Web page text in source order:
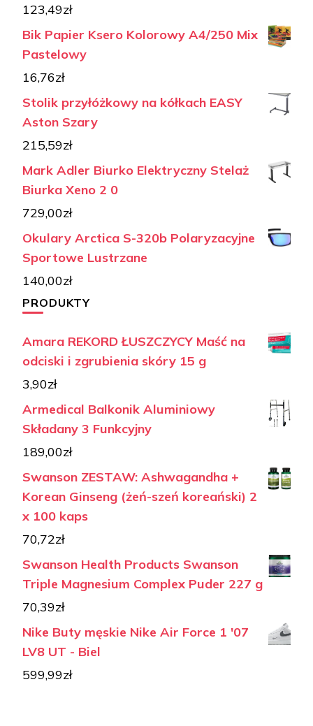
123,49zł
Bik Papier Ksero Kolorowy A4/250 Mix
Pastelowy
16,76zł
Stolik przyłóżkowy na kółkach EASY
Aston Szary
215,59zł
Mark Adler Biurko Elektryczny Stelaż
Biurka Xeno 2 0
729,00zł
Okulary Arctica S-320b Polaryzacyjne
Sportowe Lustrzane
140,00zł
PRODUKTY
Amara REKORD ŁUSZCZYCY Maść na
odciski i zgrubienia skóry 15 g
3,90zł
Armedical Balkonik Aluminiowy
Składany 3 Funkcyjny
189,00zł
Swanson ZESTAW: Ashwagandha +
Korean Ginseng (żeń-szeń koreański) 2
x 100 kaps
70,72zł
Swanson Health Products Swanson
Triple Magnesium Complex Puder 227 g
70,39zł
Nike Buty męskie Nike Air Force 1 '07
LV8 UT - Biel
599,99zł